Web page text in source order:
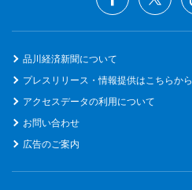
品川経済新聞について
プレスリリース・情報提供はこちらから
アクセスデータの利用について
お問い合わせ
広告のご案内